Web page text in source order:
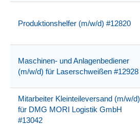
Produktionshelfer (m/w/d) #12820
Maschinen- und Anlagenbediener
(m/w/d) für Laserschweißen #12928
Mitarbeiter Kleinteileversand (m/w/d)
für DMG MORI Logistik GmbH
#13042